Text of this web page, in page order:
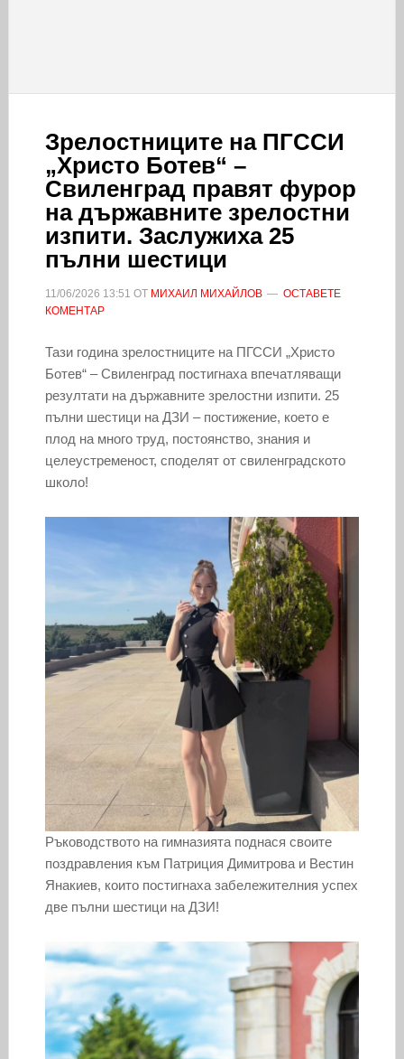
Зрелостниците на ПГССИ
„Христо Ботев“ –
Свиленград правят фурор
на държавните зрелостни
изпити. Заслужиха 25
пълни шестици
11/06/2026 13:51 ОТ МИХАИЛ МИХАЙЛОВ
ОСТАВЕТЕ
КОМЕНТАР
Тази година зрелостниците на ПГССИ „Христо
Ботев“ – Свиленград постигнаха впечатляващи
резултати на държавните зрелостни изпити. 25
пълни шестици на ДЗИ – постижение, което е
плод на много труд, постоянство, знания и
целеустременост, споделят от свиленградското
школо!
Ръководството на гимназията поднася своите
поздравления към Патриция Димитрова и Вестин
Янакиев, които постигнаха забележителния успех
две пълни шестици на ДЗИ!